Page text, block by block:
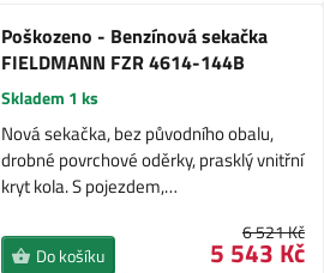
Poškozeno - Benzínová sekačka
FIELDMANN FZR 4614-144B
Skladem 1 ks
Nová sekačka, bez původního obalu,
drobné povrchové oděrky, prasklý vnitřní
kryt kola. S pojezdem,…
6 521 Kč
5 543 Kč
Do košíku